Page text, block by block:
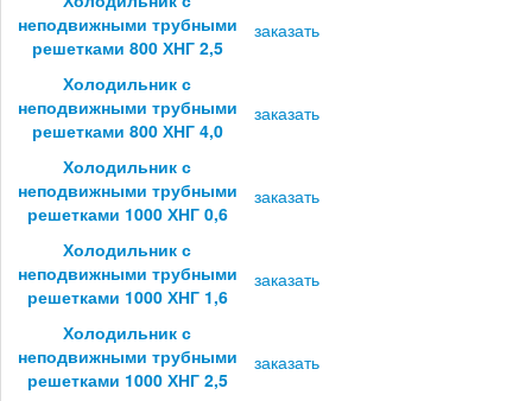
неподвижными трубными
решетками 800 ХНГ 2,5
заказать
Холодильник с
неподвижными трубными
решетками 800 ХНГ 4,0
заказать
Холодильник с
неподвижными трубными
решетками 1000 ХНГ 0,6
заказать
Холодильник с
неподвижными трубными
решетками 1000 ХНГ 1,6
заказать
Холодильник с
неподвижными трубными
решетками 1000 ХНГ 2,5
заказать